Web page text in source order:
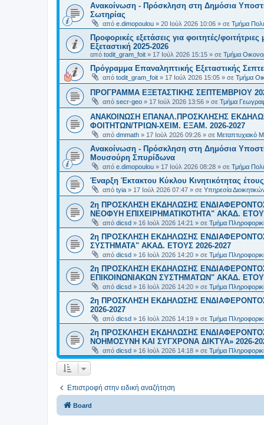
Ανακοίνωση - Πρόσκληση στη Δημόσια
Σωτηρίας
από e.dimopoulou » 20 Ιούλ 2026 10:06 » σε Τμήμα
Προφορικές εξετάσεις για φοιτητές/
Εξεταστική 2025-2026
από todit_gram_foit » 17 Ιούλ 2026 15:15 » σε Τμήμα
Πρόγραμμα Επαναληπτικής Εξεταστικής
από todit_gram_foit » 17 Ιούλ 2026 15:05 » σε Τμήμα
ΠΡΟΓΡΑΜΜΑ ΕΞΕΤΑΣΤΙΚΗΣ ΣΕΠΤΕΜΒΡΙΟΥ
από secr-geo » 17 Ιούλ 2026 13:56 » σε Τμήμα
ΑΝΑΚΟΙΝΩΣΗ ΕΠΑΝΑΛ.ΠΡΟΣΚΛΗΣΗΣ
ΦΟΙΤΗΤΩΝ/ΤΡΙΩΝ-ΧΕΙΜ. ΕΞΑΜ. 2026-2027
από dmmath » 17 Ιούλ 2026 09:26 » σε Μεταπτυχιακό
Ανακοίνωση - Πρόσκληση στη Δημόσια
Μουσούρη Σπυρίδωνα
από e.dimopoulou » 17 Ιούλ 2026 08:28 » σε Τμήμα
Έναρξη Έκτακτου Κύκλου Κινητικότητας
από tyia » 17 Ιούλ 2026 07:47 » σε Υπηρεσία
2η ΠΡΟΣΚΛΗΣΗ ΕΚΔΗΛΩΣΗΣ
ΝΕΟΦΥΗ ΕΠΙΧΕΙΡΗΜΑΤΙΚΟΤΗΤΑ" ΑΚΑΔ.
από dicsd » 16 Ιούλ 2026 14:21 » σε Τμήμα
2η ΠΡΟΣΚΛΗΣΗ ΕΚΔΗΛΩΣΗΣ
ΣΥΣΤΗΜΑΤΑ" ΑΚΑΔ. ΕΤΟΥΣ 2026-2027
από dicsd » 16 Ιούλ 2026 14:20 » σε Τμήμα
2η ΠΡΟΣΚΛΗΣΗ ΕΚΔΗΛΩΣΗΣ
ΕΠΙΚΟΙΝΩΝΙΑΚΩΝ ΣΥΣΤΗΜΑΤΩΝ" ΑΚΑΔ.
από dicsd » 16 Ιούλ 2026 14:20 » σε Τμήμα
2η ΠΡΟΣΚΛΗΣΗ ΕΚΔΗΛΩΣΗΣ
2026-2027
από dicsd » 16 Ιούλ 2026 14:19 » σε Τμήμα
2η ΠΡΟΣΚΛΗΣΗ ΕΚΔΗΛΩΣΗΣ
ΝΟΗΜΟΣΥΝΗ ΚΑΙ ΣΥΓΧΡΟΝΑ ΔΙΚΤΥΑ» 2026-
από dicsd » 16 Ιούλ 2026 14:18 » σε Τμήμα
Επιστροφή στην ειδική αναζήτηση
Board